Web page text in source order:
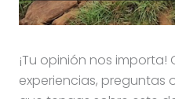
¡Tu opinión nos importa!
experiencias, preguntas